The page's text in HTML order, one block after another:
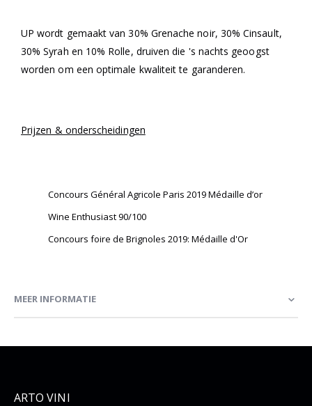
UP wordt gemaakt van 30% Grenache noir, 30% Cinsault,
30% Syrah en 10% Rolle, druiven die 's nachts geoogst
worden om een optimale kwaliteit te garanderen.
Prijzen & onderscheidingen
Concours Général Agricole Paris 2019 Médaille d’or
Wine Enthusiast 90/100
Concours foire de Brignoles 2019: Médaille d'Or
MEER INFORMATIE
ARTO VINI